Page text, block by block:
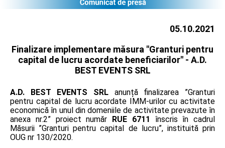
05.10.2021
Finalizare implementare măsura "Granturi pentru
capital de lucru acordate beneficiarilor" - A.D.
BEST EVENTS SRL
A.D. BEST EVENTS SRL anunță finalizarea ”Granturi
pentru capital de lucru acordate IMM-urilor cu activitate
economică în unul din domeniile de activitate prevazute în
anexa nr.2” proiect număr RUE 6711 înscris în cadrul
Măsurii ”Granturi pentru capital de lucru”, instituită prin
OUG nr 130/2020.